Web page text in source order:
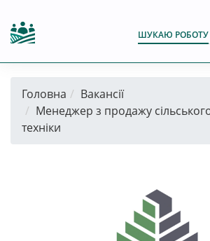
ШУКАЮ РОБОТУ
Головна
Вакансії
Менеджер з продажу
техніки